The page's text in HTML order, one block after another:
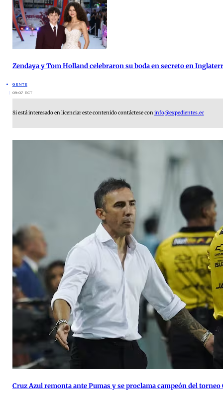
Zendaya y Tom Holland celebraron su boda en secreto en
GENTE
09:07 ECT
Si está interesado en licenciar este contenido contáctese coninfo@expedientes.ec
Cruz Azul remonta ante Pumas y se proclama campeón del torneo